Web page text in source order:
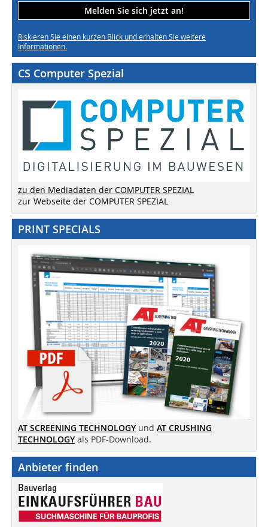
Melden Sie sich jetzt an!
Riskieren Sie einen kurzen Blick und erhalten Sie weitere
Informationen.
CS Computer Spezial
zu den Mediadaten der COMPUTER SPEZIAL
zur Webseite der COMPUTER SPEZIAL
PRINT SPECIALS
AT SCREENING TECHNOLOGY und AT CRUSHING
TECHNOLOGY als PDF-Download.
Anbieter finden